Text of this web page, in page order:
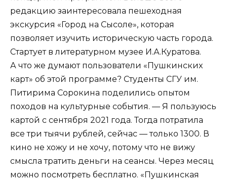
редакцию заинтересовала пешеходная
экскурсия «Город на Сысоле», которая
позволяет изучить историческую часть города.
Стартует в литературном музее И.А.Куратова.
А что же думают пользователи «Пушкинских
карт» об этой программе? Студенты СГУ им.
Питирима Сорокина поделились опытом
походов на культурные события. — Я пользуюсь
картой с сентября 2021 года. Тогда потратила
все три тыячи рублей, сейчас — только 1300. В
кино не хожу и не хочу, потому что не вижу
смысла тратить деньги на сеансы. Через месяц
можно посмотреть бесплатно. «Пушкинская